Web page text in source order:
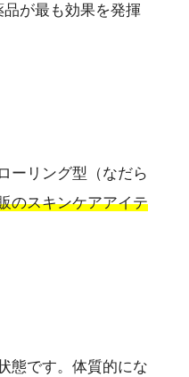
が最も効果を発揮
ーリング型（なだら
のスキンケアアイテ
態です。体質的にな